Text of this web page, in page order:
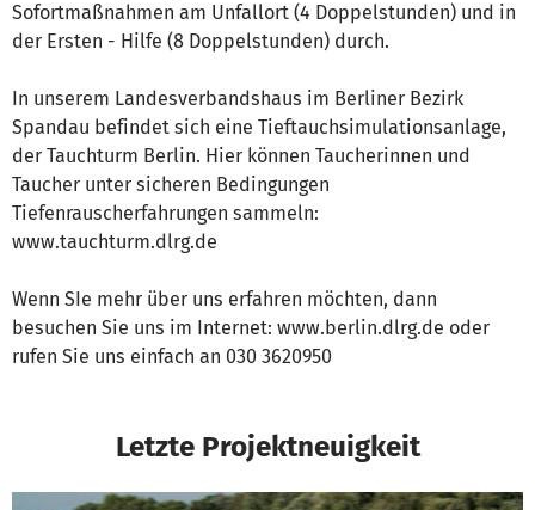
Sofortmaßnahmen am Unfallort (4 Doppelstunden) und in
der Ersten - Hilfe (8 Doppelstunden) durch.
In unserem Landesverbandshaus im Berliner Bezirk
Spandau befindet sich eine Tieftauchsimulationsanlage,
der Tauchturm Berlin. Hier können Taucherinnen und
Taucher unter sicheren Bedingungen
Tiefenrauscherfahrungen sammeln:
www.tauchturm.dlrg.de
Wenn SIe mehr über uns erfahren möchten, dann
besuchen Sie uns im Internet: www.berlin.dlrg.de oder
rufen Sie uns einfach an 030 3620950
Letzte Projektneuigkeit